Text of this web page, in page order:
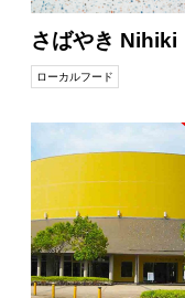
さばやき Nihiki
ローカルフード